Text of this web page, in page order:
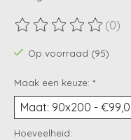
De beoordeling van
(0)
Op voorraad (95)
Maak een keuze: *
Hoeveelheid: